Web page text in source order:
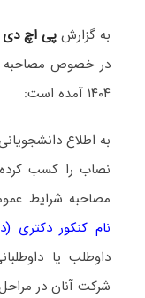
به گزارشپی اچ
در خصوص مصاحبه
۱۴۰۴ آمده است:
به اطلاع
نصاب را کسب کرده
مصاحبه شرایط
نام کنکور دکتری
داوطلب یا
شرکت آنان در